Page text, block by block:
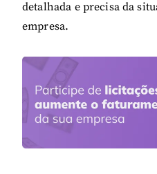
detalhada e precisa da
empresa.